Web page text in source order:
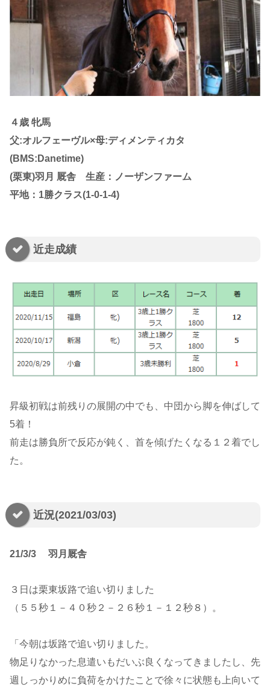
４歳 牝馬
父:オルフェーヴル×母:ディメンティカタ
(BMS:Danetime)
(栗東)羽月 厩舎 生産：ノーザンファーム
平地：1勝クラス(1-0-1-4)
近走成績
昇級初戦は前残りの展開の中でも、中団から脚を伸ばして
5着！
前走は勝負所で反応が鈍く、首を傾げたくなる１２着でし
た。
近況(2021/03/03)
21/3/3 羽月厩舎
３日は栗東坂路で追い切りました
（５５秒１－４０秒２－２６秒１－１２秒８）。
「今朝は坂路で追い切りました。
物足りなかった息遣いもだいぶ良くなってきましたし、先
週しっかりめに負荷をかけたことで徐々に状態も上向いて